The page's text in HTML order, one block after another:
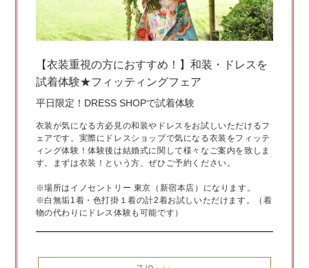
【衣装重視の方におすすめ！】和装・ドレスを
試着体験★フィッティングフェア
平日限定！DRESS SHOPで試着体験
衣装が気になる方必見の和装やドレスをお試しいただけるフ
ェアです。実際にドレスショップで気になる衣装をフィッテ
ィング体験！体験後は結婚式に関して様々なご案内を致しま
す。まずは衣装！という方、ぜひご予約ください。
※場所はイノセントリー 東京（新宿本店）になります。
※白無垢1着・色打掛１着の計2着お試しいただけます。（着
物の代わりにドレス体験も可能です）